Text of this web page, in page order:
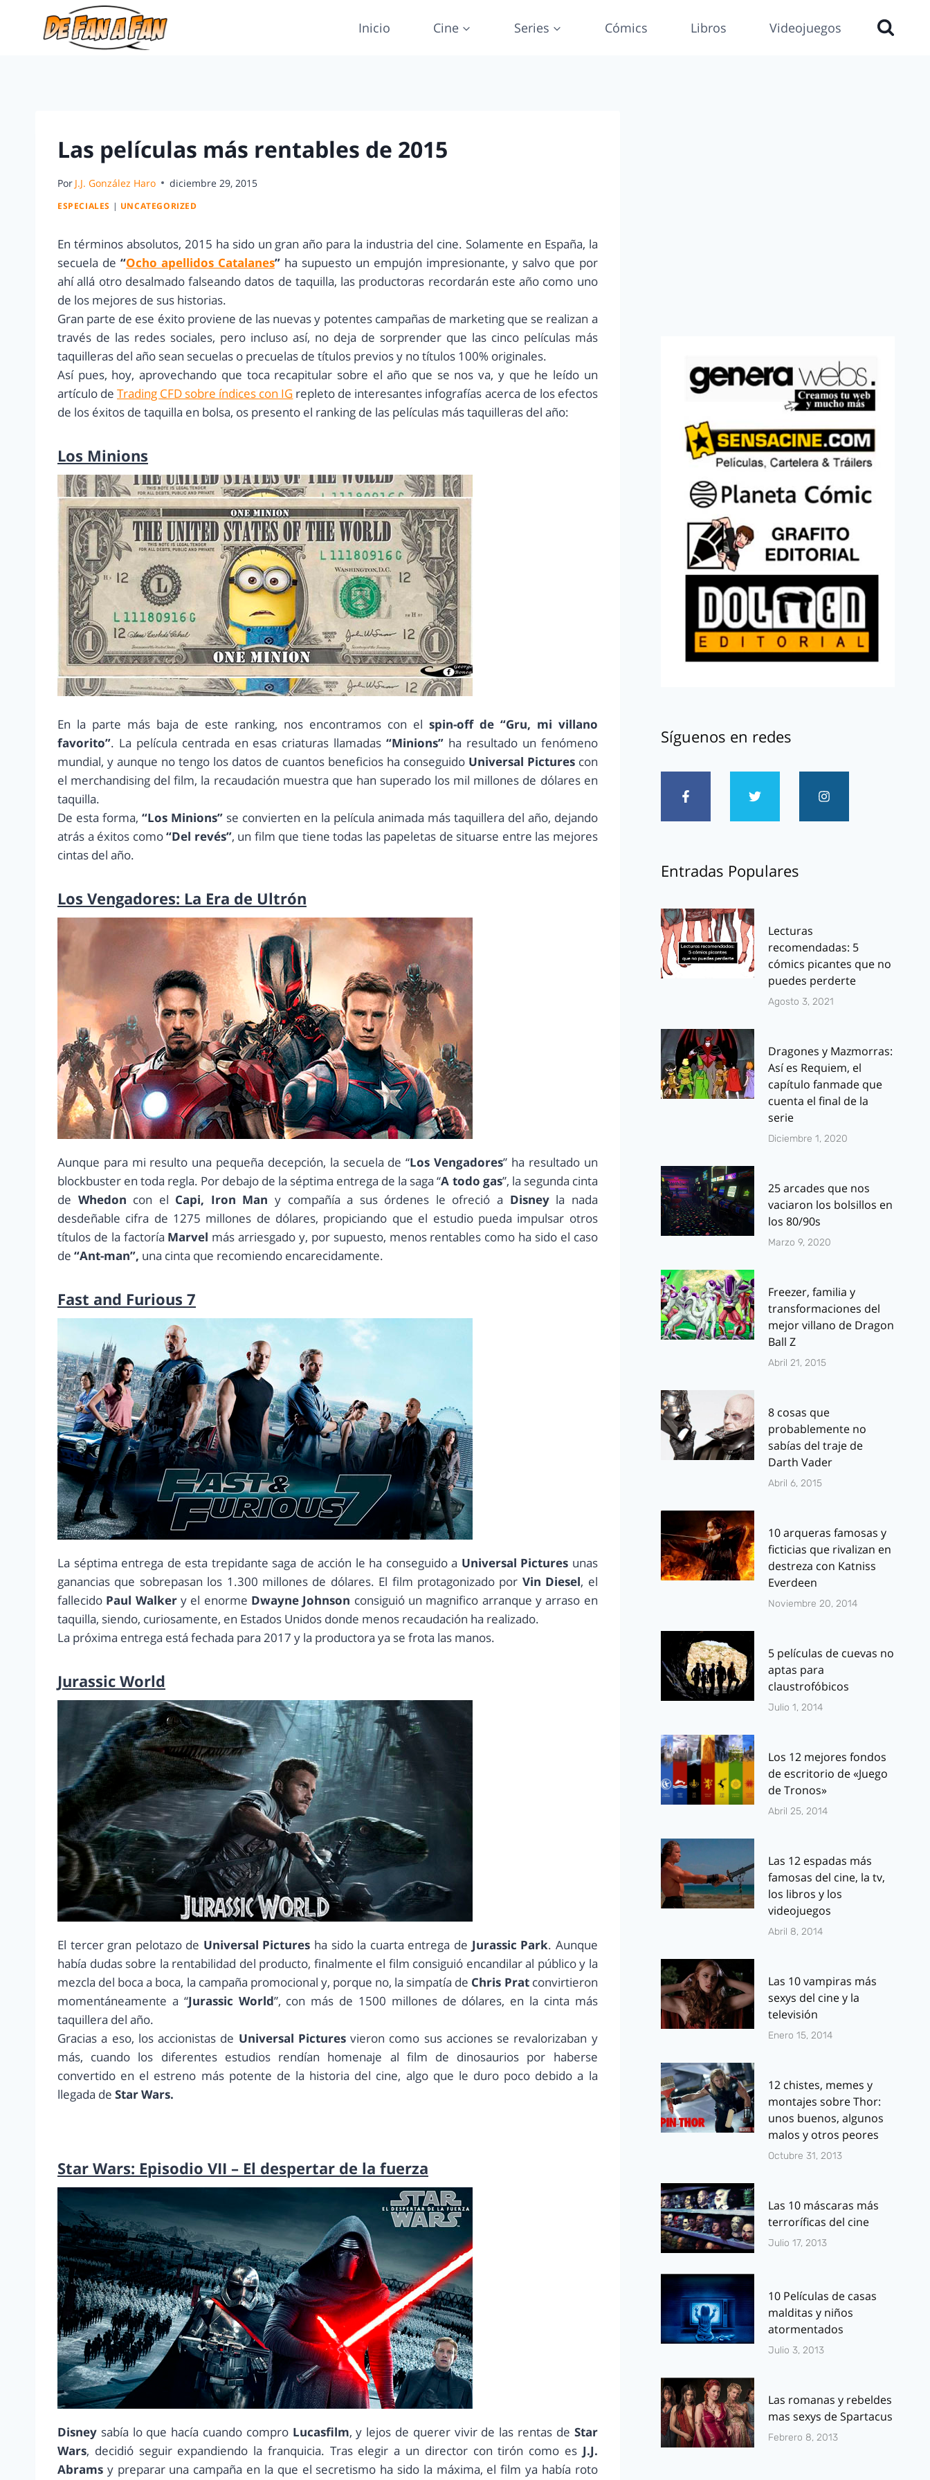
Inicio Cine Series Cómics Libros Videojuegos
Las películas más rentables de 2015
Por J.J. González Haro diciembre 29, 2015
ESPECIALES | UNCATEGORIZED
En términos absolutos, 2015 ha sido un gran año para la industria del cine. Solamente en España, la
secuela de “Ocho apellidos Catalanes”ha supuesto un empujón impresionante, y salvo que por
ahí allá otro desalmado falseando datos de taquilla, las productoras recordarán este año como uno
de los mejores de sus historias.
Gran parte de ese éxito proviene de las nuevas y potentes campañas de marketing que se realizan a
través de las redes sociales, pero incluso así, no deja de sorprender que las cinco películas más
taquilleras del año sean secuelas o precuelas de títulos previos y no títulos 100% originales.
Así pues, hoy, aprovechando que toca recapitular sobre el año que se nos va, y que he leído un
artículo deTrading CFD sobre índices con IG repleto de interesantes infografías acerca de los efectos
de los éxitos de taquilla en bolsa, os presento el ranking de las películas más taquilleras del año:
Los Minions
En la parte más baja de este ranking, nos encontramos con el spin-off de “Gru, mi villano
favorito”. La película centrada en esas criaturas llamadas“Minions” ha resultado un fenómeno
mundial, y aunque no tengo los datos de cuantos beneficios ha conseguido Universal Picturescon
el merchandising del film, la recaudación muestra que han superado los mil millones de dólares en
taquilla.
De esta forma, “Los Minions” se convierten en la película animada más taquillera del año, dejando
atrás a éxitos como“Del revés”, un film que tiene todas las papeletas de situarse entre las mejores
cintas del año.
Los Vengadores: La Era de Ultrón
Aunque para mi resulto una pequeña decepción, la secuela de “Los Vengadores” ha resultado un
blockbuster en toda regla. Por debajo de la séptima entrega de la saga “A todo gas”, la segunda cinta
de Whedon con el Capi, Iron Man y compañía a sus órdenes le ofreció a Disney la nada
desdeñable cifra de 1275 millones de dólares, propiciando que el estudio pueda impulsar otros
títulos de la factoría Marvel más arriesgado y, por supuesto, menos rentables como ha sido el caso
de “Ant-man”, una cinta que recomiendo encarecidamente.
Fast and Furious 7
La séptima entrega de esta trepidante saga de acción le ha conseguido a Universal Pictures unas
ganancias que sobrepasan los 1.300 millones de dólares. El film protagonizado por Vin Diesel, el
fallecido Paul Walker y el enorme Dwayne Johnson consiguió un magnifico arranque y arraso en
taquilla, siendo, curiosamente, en Estados Unidos donde menos recaudación ha realizado.
La próxima entrega está fechada para 2017 y la productora ya se frota las manos.
Jurassic World
El tercer gran pelotazo de Universal Pictures ha sido la cuarta entrega de Jurassic Park. Aunque
había dudas sobre la rentabilidad del producto, finalmente el film consiguió encandilar al público y la
mezcla del boca a boca, la campaña promocional y, porque no, la simpatía de Chris Pratconvirtieron
momentáneamente a “Jurassic World”, con más de 1500 millones de dólares, en la cinta más
taquillera del año.
Gracias a eso, los accionistas de Universal Picturesvieron como sus acciones se revalorizaban y
más, cuando los diferentes estudios rendían homenaje al film de dinosaurios por haberse
convertido en el estreno más potente de la historia del cine, algo que le duro poco debido a la
llegada de Star Wars.
Star Wars: Episodio VII – El despertar de la fuerza
Disney sabía lo que hacía cuando compro Lucasfilm, y lejos de querer vivir de las rentas de Star
Wars, decidió seguir expandiendo la franquicia. Tras elegir a un director con tirón como es J.J.
Abrams y preparar una campaña en la que el secretismo ha sido la máxima, el film ya había roto
Síguenos en redes
Entradas Populares
Lecturas
recomendadas: 5
cómics picantes que no
puedes perderte
Agosto 3, 2021
Dragones y Mazmorras:
Así es Requiem, el
capítulo fanmade que
cuenta el final de la
serie
Diciembre 1, 2020
25 arcades que nos
vaciaron los bolsillos en
los 80/90s
Marzo 9, 2020
Freezer, familia y
transformaciones del
mejor villano de Dragon
Ball Z
Abril 21, 2015
8 cosas que
probablemente no
sabías del traje de
Darth Vader
Abril 6, 2015
10 arqueras famosas y
ficticias que rivalizan en
destreza con Katniss
Everdeen
Noviembre 20, 2014
5 películas de cuevas no
aptas para
claustrofóbicos
Julio 1, 2014
Los 12 mejores fondos
de escritorio de «Juego
de Tronos»
Abril 25, 2014
Las 12 espadas más
famosas del cine, la tv,
los libros y los
videojuegos
Abril 8, 2014
Las 10 vampiras más
sexys del cine y la
televisión
Enero 15, 2014
12 chistes, memes y
montajes sobre Thor:
unos buenos, algunos
malos y otros peores
Octubre 31, 2013
Las 10 máscaras más
terroríficas del cine
Julio 17, 2013
10 Películas de casas
malditas y niños
atormentados
Julio 3, 2013
Las romanas y rebeldes
mas sexys de Spartacus
Febrero 8, 2013